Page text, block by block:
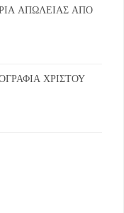
ΑΠΩΛΕΙΑΣ ΑΠΟ
ΧΡΙΣΤΟΥ